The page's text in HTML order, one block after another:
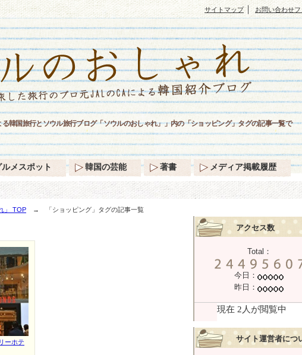
」 TOP → 「ショッピング」タグの記事一覧
ーホテ
アクセス数
Total：
今日：
昨日：
サイト運営者につ
韓国旅行とソウル旅行ブログ「ソウルのおしゃれ」」内の「ショッピング」タグの記事一覧で
サイトマップ｜ お問い合わせ
ルメスポット 韓国の芸能 著書 メディア掲載履歴